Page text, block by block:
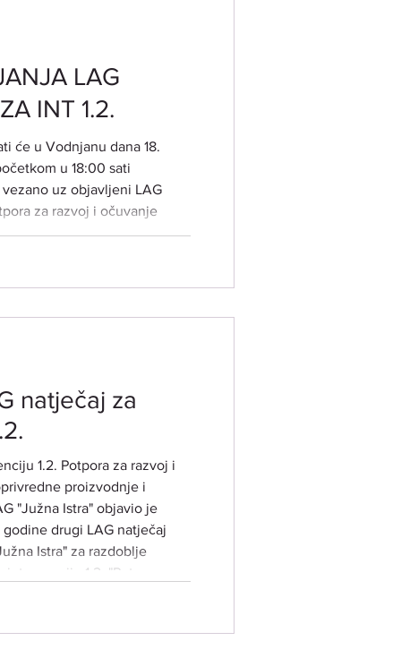
LAG
INT 1.2.
će u Vodnjanu dana 18.
u 18:00 sati
uz objavljeni LAG
za razvoj i očuvanje
i djelatnosti".
svim zainteresiranim
2 -VJENČANA SALA
natječaj za
1.2. Potpora za razvoj i
proizvodnje i
"Južna Istra" objavio je
drugi LAG natječaj
Istra" za razdoblje
1.2. "Potpora za